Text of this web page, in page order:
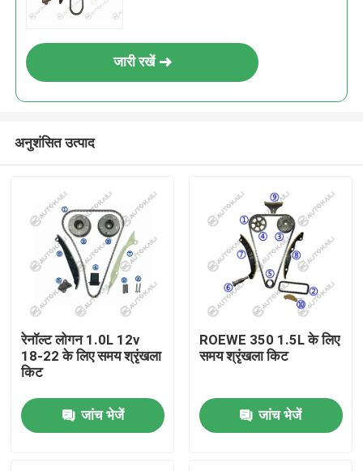
घर
उत्पाद
जारी रखें
अनुशंसित उत्पाद
रेनॉल्ट लोगन 1.0L 12v
18-22 के लिए समय श्रृंखला
किट
जांच भेजें
ROEWE 350 1.5L के लिए
समय श्रृंखला किट
जांच भेजें